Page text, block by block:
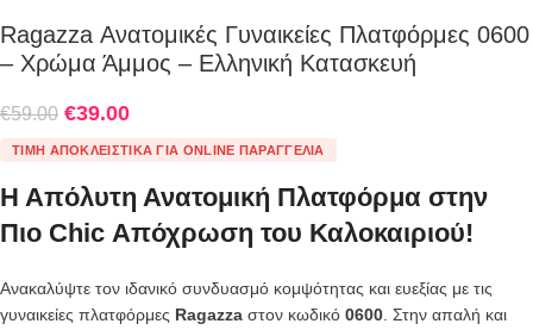
Ragazza Ανατομικές Γυναικείες Πλατφόρμες 0600
– Χρώμα Άμμος – Ελληνική Κατασκευή
€59.00 €39.00
ΤΙΜΉ ΑΠΟΚΛΕΙΣΤΙΚΆ ΓΙΑ ONLINE ΠΑΡΑΓΓΕΛΊΑ
Η Απόλυτη Ανατομική Πλατφόρμα στην
Πιο Chic Απόχρωση του Καλοκαιριού!
Ανακαλύψτε τον ιδανικό συνδυασμό κομψότητας και ευεξίας με τις
γυναικείες πλατφόρμες Ragazza στον κωδικό 0600. Στην απαλή και